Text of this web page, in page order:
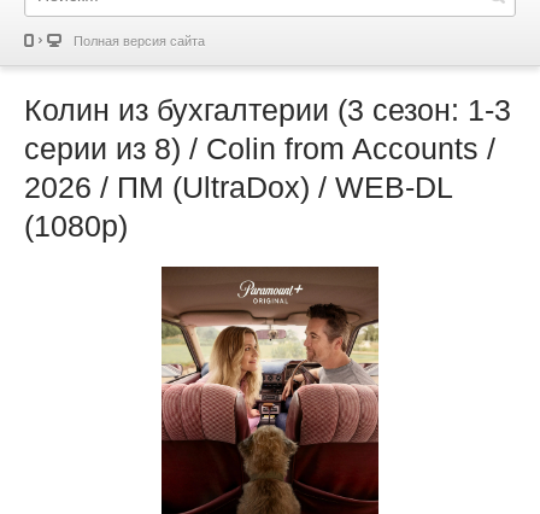
Полная версия сайта
Колин из бухгалтерии (3 сезон: 1-3
серии из 8) / Colin from Accounts /
2026 / ПМ (UltraDox) / WEB-DL
(1080p)